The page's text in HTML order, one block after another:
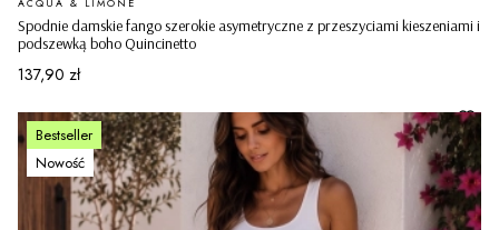
Spodnie damskie fango szerokie asymetryczne z przeszyciami kieszeniami i
podszewką boho Quincinetto
Cena
137,90 zł
Bestseller
Nowość